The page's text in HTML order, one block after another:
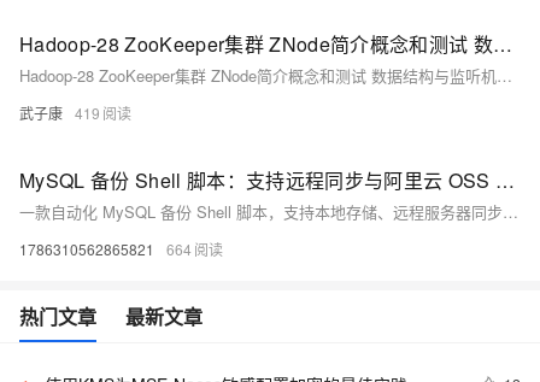
Hadoop-28 ZooKeeper集群 ZNode简介概念和测试 数据结构与监听机制 持久性节点 持久顺序节点 事务ID Watcher机制
Hadoop-28 ZooKeeper集群 ZNode简介概念和测试 数据结构与监听机制 持久性节点 持久顺序节点 事务ID Watcher机制
武子康 419
MySQL 备份 Shell 脚本：支持远程同步与阿里云 OSS 备份
一款自动化 MySQL 备份 Shell 脚本，支持本地存储、远程服务器同步（SSH+rsync）、阿里云 OSS 备份，并自动清理过期备份。适用于数据库管理员和开发者，帮助确保数据安全。
1786310562865821 664
热门文章 最新文章